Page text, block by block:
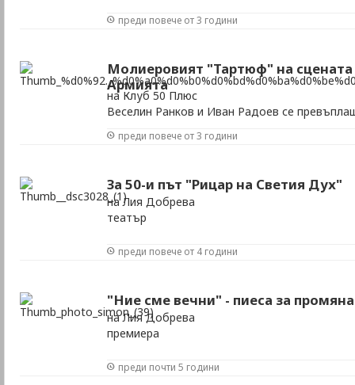
преди повече от 3 години
Молиеровият "Тартюф" на сцената
Армията
на Клуб 50 Плюс
Веселин Ранков и Иван Радоев се
преди повече от 3 години
За 50-и път "Рицар на Светия Дух"
на Лия Добрева
театър
преди повече от 4 години
"Ние сме вечни" - пиеса за
на Лия Добрева
премиера
преди почти 5 години